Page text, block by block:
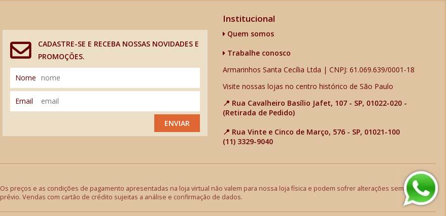
CADASTRE-SE E RECEBA NOSSAS NOVIDADES E
PROMOÇÕES.
Nome
Email
ENVIAR
Institucional
Quem somos
Trabalhe conosco
Armarinhos Santa Cecília Ltda | CNPJ: 61.069.639/0001-18
Visite nossas lojas no centro histórico de São Paulo
📍 Rua Cavalheiro Basílio Jafet, 107 - SP, 01022-020 -
(Retirada de Pedido)
📍 Rua Vinte e Cinco de Março, 576 - SP, 01021-100
(11) 3329-9040
Os preços e as condições de pagamento apresentadas na loja virtual não valem para nossa loja física e podem sofrer alterações sem aviso
prévio. Vendas com cartão de crédito sujeitas a análise e confirmação de dados.